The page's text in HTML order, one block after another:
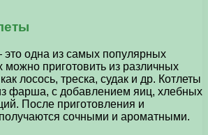
одна из самых популярных
можно приготовить из различных
лосось, треска, судак и др. Котлеты
фарша, с добавлением яиц, хлебных
После приготовления и
сочными и ароматными.